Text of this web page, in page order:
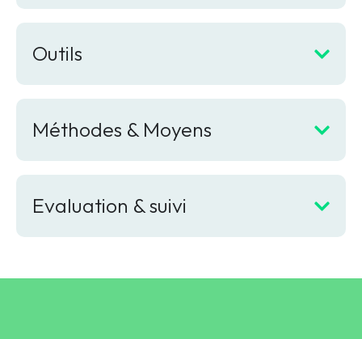
Outils
Méthodes & Moyens
Evaluation & suivi